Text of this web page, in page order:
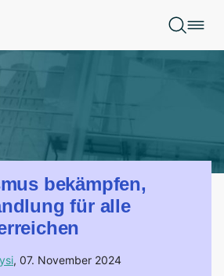
bekämpfen,
für alle
, 07. November 2024